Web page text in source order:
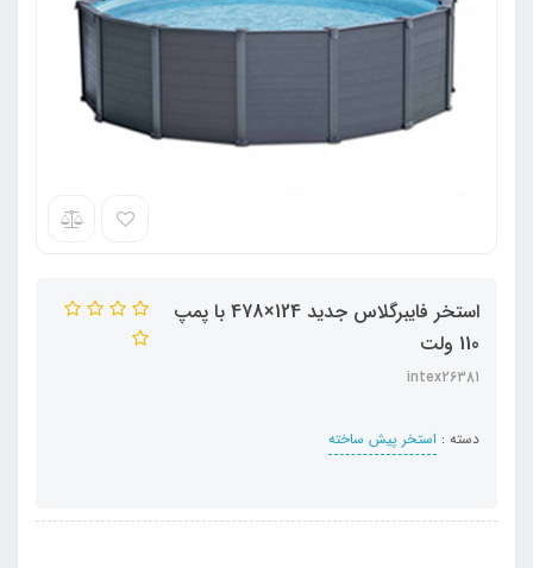
استخر فایبرگلاس جدید 124×478 با پمپ
110 ولت
intex26381
دسته : استخر پیش ساخته